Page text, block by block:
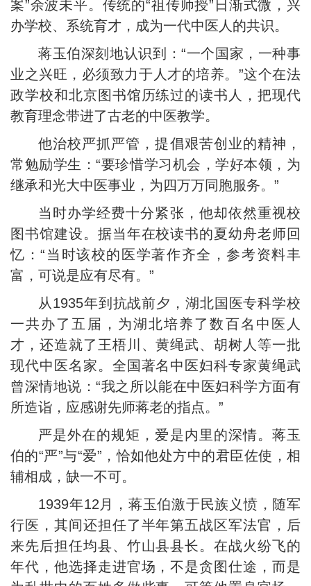
案”余波未平。传统的“祖传师授”日渐式微，兴
办学校、系统育才，成为一代中医人的共识。
蒋玉伯深刻地认识到：“一个国家，一种事
业之兴旺，必须致力于人才的培养。”这个在法
政学校和北京图书馆历练过的读书人，把现代
教育理念带进了古老的中医教学。
他治校严抓严管，提倡艰苦创业的精神，
常勉励学生：“要珍惜学习机会，学好本领，为
继承和光大中医事业，为四万万同胞服务。”
当时办学经费十分紧张，他却依然重视校
图书馆建设。据当年在校读书的夏幼舟老师回
忆：“当时该校的医学著作齐全，参考资料丰
富，可说是应有尽有。”
从1935年到抗战前夕，湖北国医专科学校
一共办了五届，为湖北培养了数百名中医人
才，还造就了王梧川、黄绳武、胡树人等一批
现代中医名家。全国著名中医妇科专家黄绳武
曾深情地说：“我之所以能在中医妇科学方面有
所造诣，应感谢先师蒋老的指点。”
严是外在的规矩，爱是内里的深情。蒋玉
伯的“严”与“爱”，恰如他处方中的君臣佐使，相
辅相成，缺一不可。
1939年12月，蒋玉伯激于民族义愤，随军
行医，其间还担任了半年第五战区军法官，后
来先后担任均县、竹山县县长。在战火纷飞的
年代，他选择走进官场，不是贪图仕途，而是